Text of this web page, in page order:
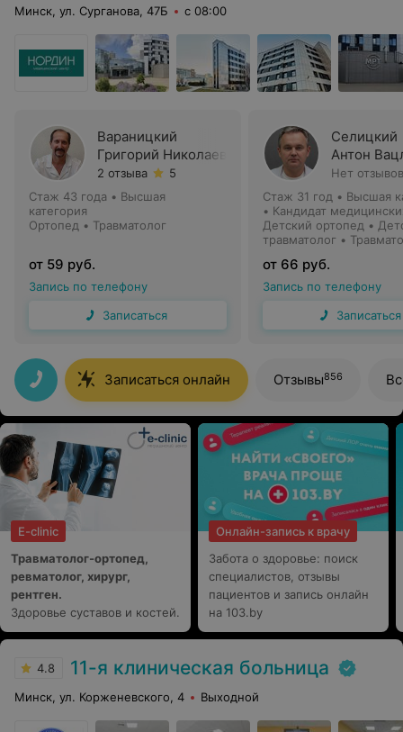
Минск, ул. Сурганова, 47Б с 08:00
Вараницкий
Григорий Николаевич
2 отзыва
5
Стаж 43 года • Высшая
категория
Ортопед • Травматолог
от 59 руб.
Запись по телефону
Записаться
Селицкий
Антон
Нет отзывов
Стаж 31 год • Высшая
• Кандидат
Доцент
Детский ортопед •
травматолог •
от 66 руб.
Запись по телефону
Записаться
Записаться онлайн Отзывы856
E-clinic
Травматолог-ортопед,
ревматолог, хирург,
рентген.
Здоровье суставов и костей.
Онлайн-запись к врачу
Забота о здоровье: поиск
специалистов, отзывы
пациентов и запись онлайн
на 103.by
4.8 11-я клиническая больница
Минск, ул. Корженевского, 4 Выходной